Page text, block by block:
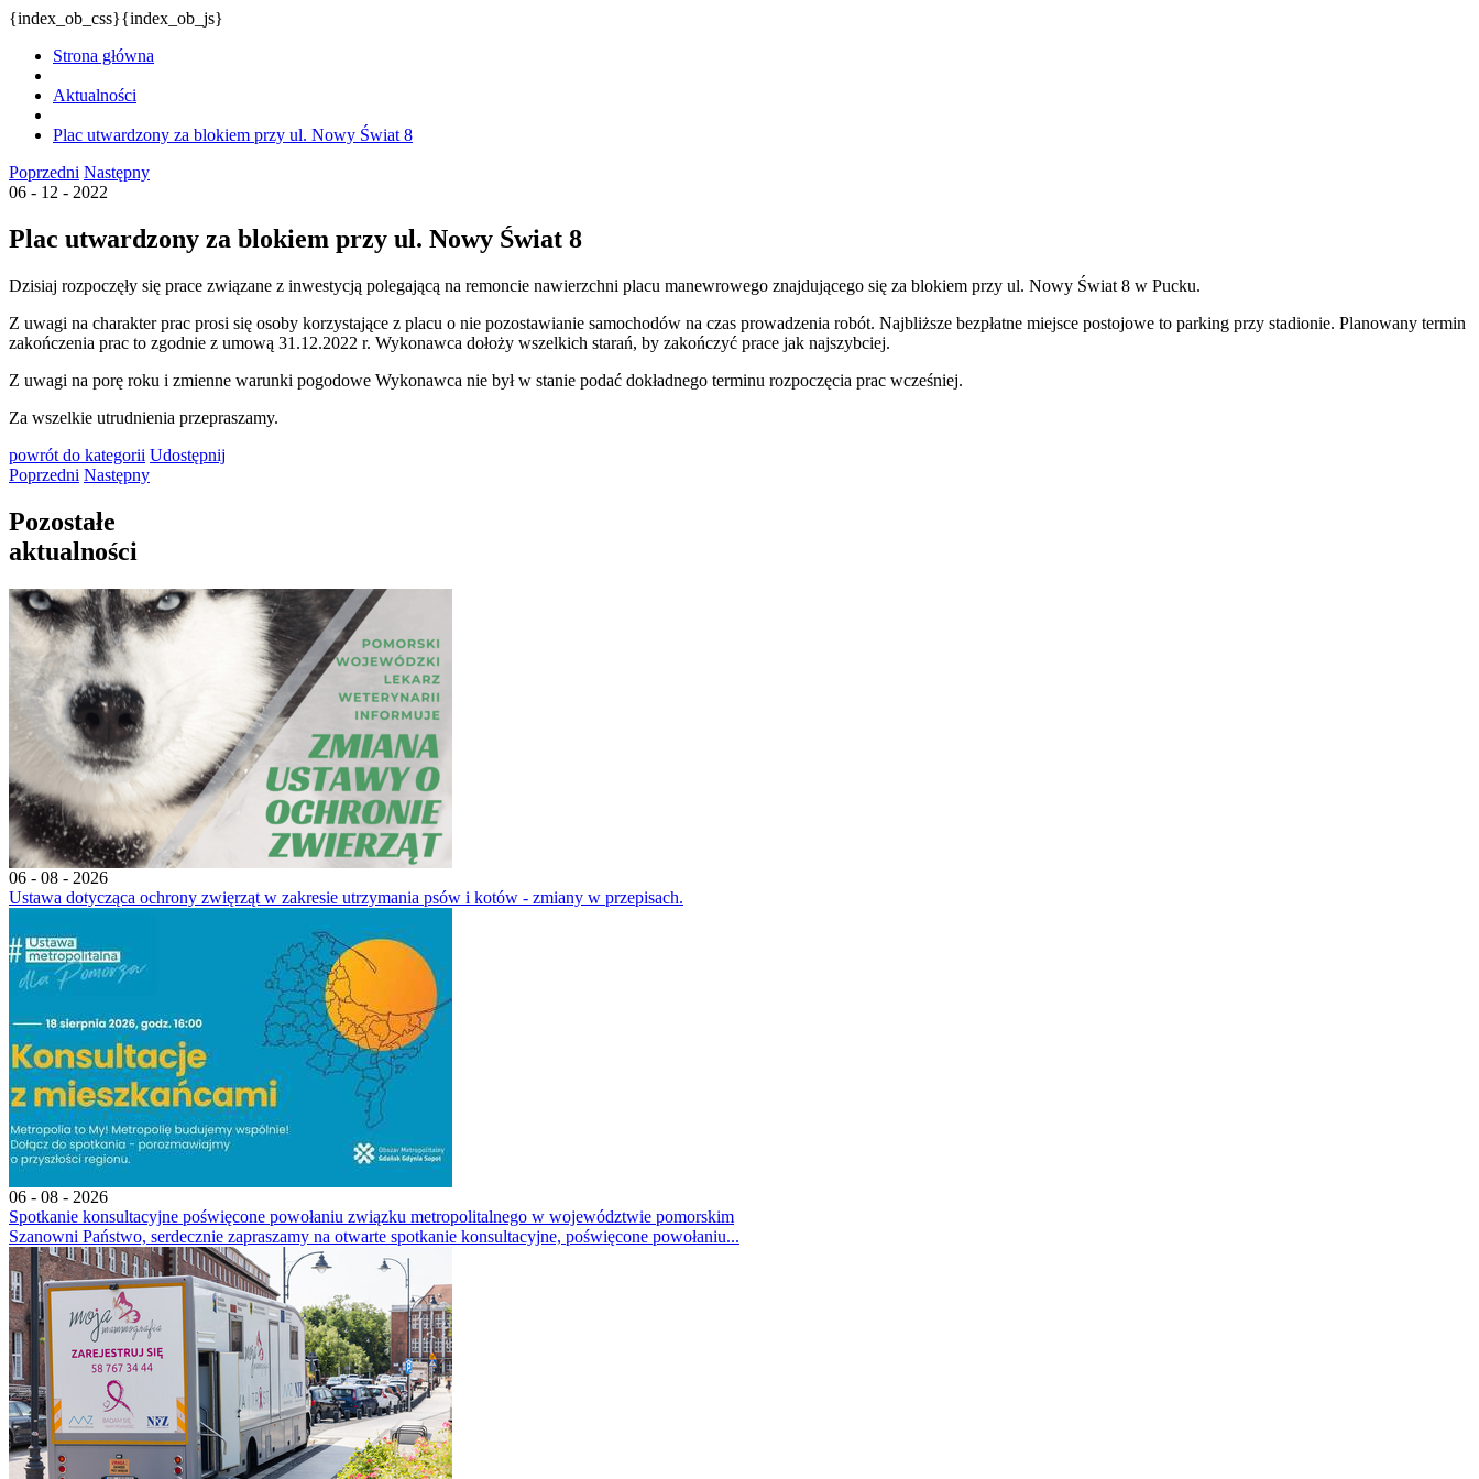
{index_ob_css}{index_ob_js}
Strona główna
Aktualności
Plac utwardzony za blokiem przy ul. Nowy Świat 8
Poprzedni Następny
06 - 12 - 2022
Plac utwardzony za blokiem przy ul. Nowy Świat 8
Dzisiaj rozpoczęły się prace związane z inwestycją polegającą na remoncie nawierzchni placu manewrowego znajdującego się za blokiem przy ul. Nowy Świat 8 w Pucku.
Z uwagi na charakter prac prosi się osoby korzystające z placu o nie pozostawianie samochodów na czas prowadzenia robót. Najbliższe bezpłatne miejsce postojowe to parking przy stadionie. Planowany termin
zakończenia prac to zgodnie z umową 31.12.2022 r. Wykonawca dołoży wszelkich starań, by zakończyć prace jak najszybciej.
Z uwagi na porę roku i zmienne warunki pogodowe Wykonawca nie był w stanie podać dokładnego terminu rozpoczęcia prac wcześniej.
Za wszelkie utrudnienia przepraszamy.
powrót do kategorii Udostępnij
Poprzedni Następny
Pozostałe
aktualności
06 - 08 - 2026
Ustawa dotycząca ochrony zwięrząt w zakresie utrzymania psów i kotów - zmiany w przepisach.
06 - 08 - 2026
Spotkanie konsultacyjne poświęcone powołaniu związku metropolitalnego w województwie pomorskim
Szanowni Państwo, serdecznie zapraszamy na otwarte spotkanie konsultacyjne, poświęcone powołaniu...